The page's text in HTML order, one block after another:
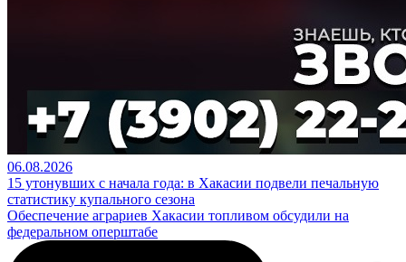
06.08.2026
15 утонувших с начала года: в Хакасии подвели печальную
статистику купального сезона
Обеспечение аграриев Хакасии топливом обсудили на
федеральном оперштабе